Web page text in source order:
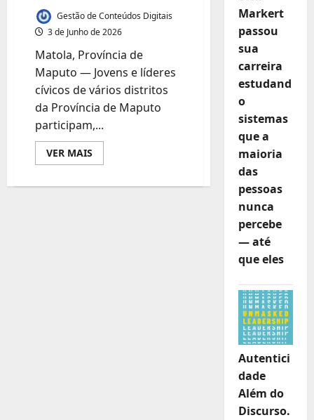
Gestão de Conteúdos Digitais
3 de Junho de 2026
Matola, Província de
Maputo — Jovens e líderes
cívicos de vários distritos
da Província de Maputo
participam,...
VER MAIS
mais
e
Markert
passou
sua
carreira
estudand
o
sistemas
que a
maioria
das
pessoas
nunca
percebe
— até
que eles
Autentici
dade
Além do
Discurso.